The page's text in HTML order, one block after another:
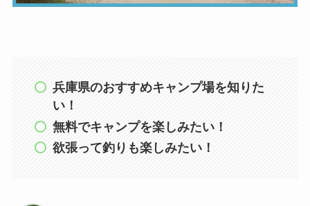
兵庫県のおすすめキャンプ場を知りた
い！
無料でキャンプを楽しみたい！
欲張って釣りも楽しみたい！